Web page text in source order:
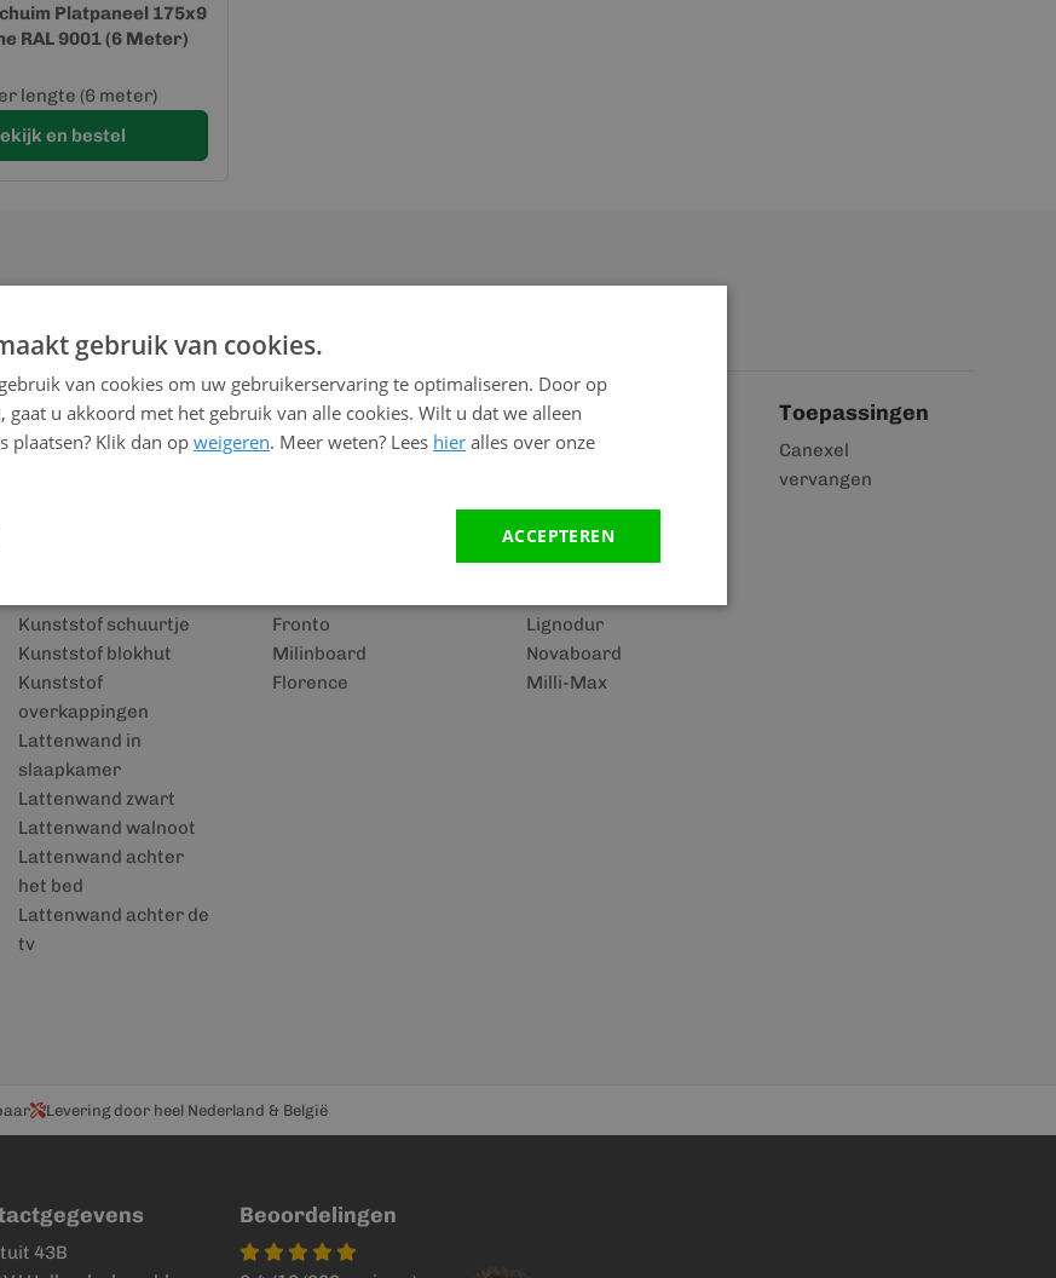
Platpaneel 175x9
RAL 9001 (6 Meter)
lengte (6 meter)
en bestel
Keralit details
Kunststof schuurtje
Kunststof blokhut
Kunststof
overkappingen
Lattenwand in
slaapkamer
Lattenwand zwart
Lattenwand walnoot
Lattenwand achter
het bed
Lattenwand achter de
tv
Merken
Eurotexx
Fronto
Milinboard
Florence
Kerrafront
Unipanel
Heering
Milexx
Lignodur
Novaboard
Milli-Max
Toepassingen
Canexel
vervangen
Levering door heel Nederland & België
43B
Beoordelingen
gebruik van cookies.
van cookies om uw gebruikerservaring te optimaliseren. Door op
gaat u akkoord met het gebruik van alle cookies. Wilt u dat we alleen
plaatsen? Klik dan op weigeren. Meer weten? Lees hier alles over onze
ACCEPTEREN